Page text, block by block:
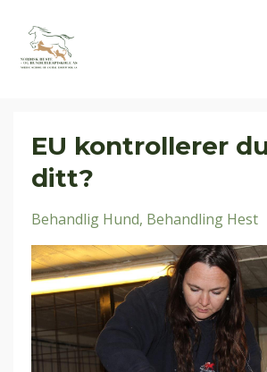
EU kontrollerer
ditt?
Behandlig Hund Behandling Hest